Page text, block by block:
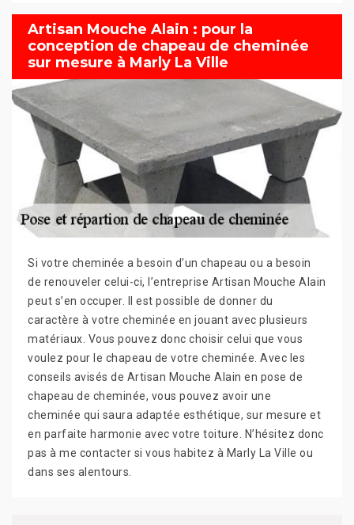
Artisan Mouche Alain : pour la
conception de chapeau de cheminée
sur mesure à Marly La Ville
Si votre cheminée a besoin d’un chapeau ou a besoin
de renouveler celui-ci, l’entreprise Artisan Mouche Alain
peut s’en occuper. Il est possible de donner du
caractère à votre cheminée en jouant avec plusieurs
matériaux. Vous pouvez donc choisir celui que vous
voulez pour le chapeau de votre cheminée. Avec les
conseils avisés de Artisan Mouche Alain en pose de
chapeau de cheminée, vous pouvez avoir une
cheminée qui saura adaptée esthétique, sur mesure et
en parfaite harmonie avec votre toiture. N’hésitez donc
pas à me contacter si vous habitez à Marly La Ville ou
dans ses alentours.